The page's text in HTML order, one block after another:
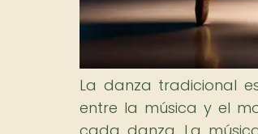
La danza tradicional
entre la música y el